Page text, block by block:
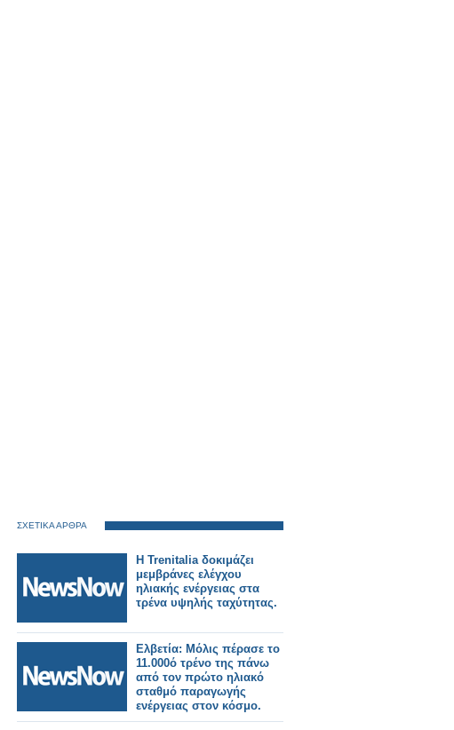
ΣΧΕΤΙΚΑ ΑΡΘΡΑ
Η Trenitalia δοκιμάζει
μεμβράνες ελέγχου
ηλιακής ενέργειας στα
τρένα υψηλής ταχύτητας.
Ελβετία: Μόλις πέρασε το
11.000ό τρένο της πάνω
από τον πρώτο ηλιακό
σταθμό παραγωγής
ενέργειας στον κόσμο.